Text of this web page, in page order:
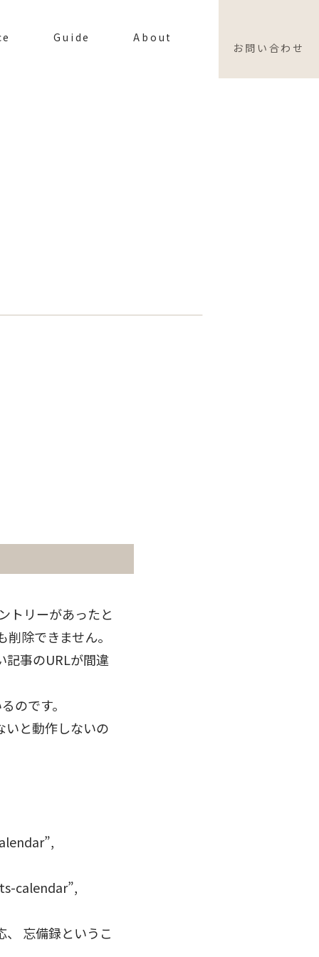
Guide About
お問い合わせ
トリーがあったと
除できません。
記事のURLが間違
のです。
いと動作しないの
calendar”,
忘備録というこ